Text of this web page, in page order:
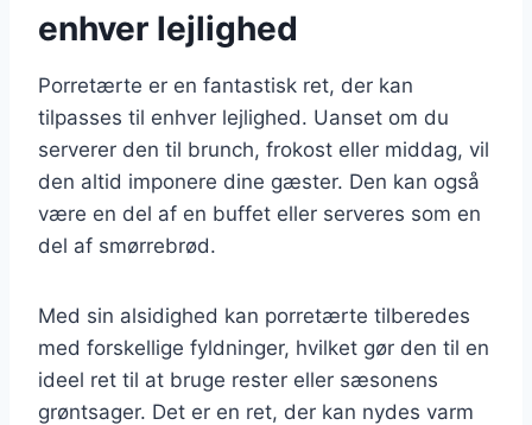
enhver lejlighed
Porretærte er en fantastisk ret, der kan
tilpasses til enhver lejlighed. Uanset om du
serverer den til brunch, frokost eller middag, vil
den altid imponere dine gæster. Den kan også
være en del af en buffet eller serveres som en
del af smørrebrød.
Med sin alsidighed kan porretærte tilberedes
med forskellige fyldninger, hvilket gør den til en
ideel ret til at bruge rester eller sæsonens
grøntsager. Det er en ret, der kan nydes varm